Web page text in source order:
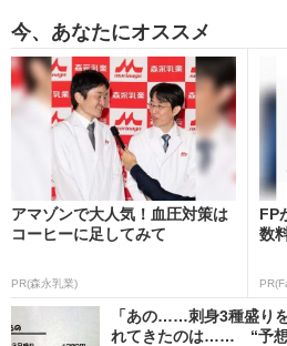
今、あなたにオススメ
アマゾンで大人気！血圧対策は
コーヒーに足してみて
PR(森永乳業)
FP
数
「あの……刺身3種盛り
れてきたのは…… “予想